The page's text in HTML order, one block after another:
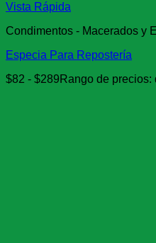
Vista Rápida
Condimentos - Macerados y
Especia Para Repostería
$82 - $289Rango de precios: